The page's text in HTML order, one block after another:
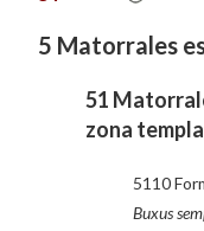
5 Matorrales
51
zona
5110
Buxus